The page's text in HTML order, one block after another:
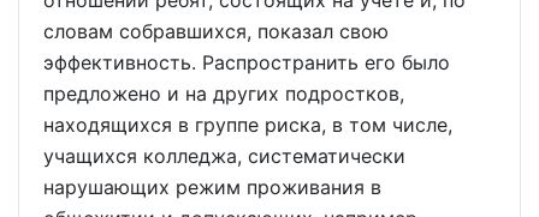
словам собравшихся, показал свою
эффективность. Распространить его было
предложено и на других подростков,
находящихся в группе риска, в том числе,
учащихся колледжа, систематически
нарушающих режим проживания в